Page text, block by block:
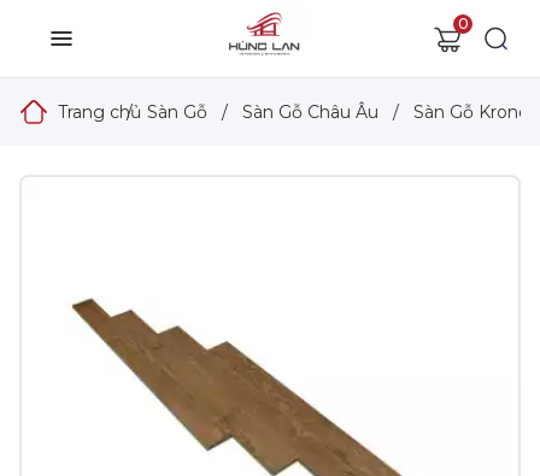
0
Trang chủ
/ Sàn Gỗ / Sàn Gỗ Châu Âu / Sàn Gỗ